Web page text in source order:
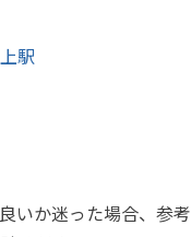
駅
いか迷った場合、参考